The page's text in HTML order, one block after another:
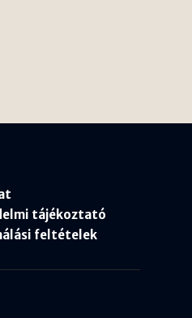
tájékoztató
feltételek